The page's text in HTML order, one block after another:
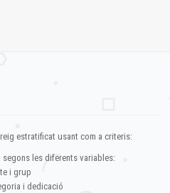
estratificat usant com a criteris:
les diferents variables:
i grup
i dedicació